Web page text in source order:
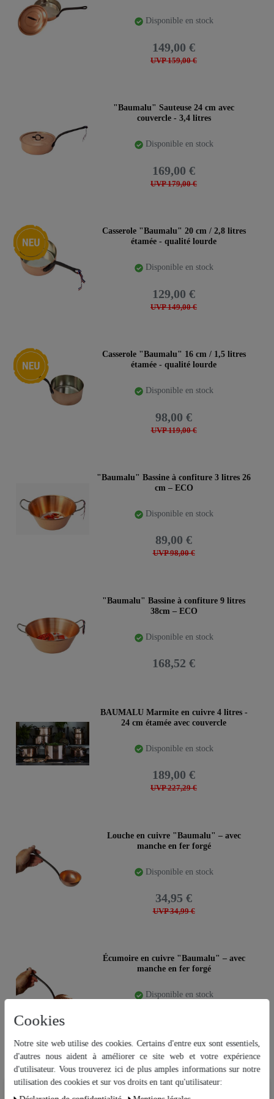
que de notre "concurrent " et ami, la société Romefort
à Berlin, avec lesquels nous avons collaboré de manière
fructueuse. C'est précisément cette coexistence
pacifique, ce soutien plutôt que cette lutte, qui nous
plaît et qui, en fin de compte, profite à toutes les
lui-même. Nous accordons également de l'importance
à la proximité régionale, à la durabilité et à un
traitement équitable des choses et des personnes.
Disponible en stock
UVP 159,00 €
149,00 €
"Baumalu" Sauteuse 24 cm avec
couvercle - 3,4 litres
Disponible en stock
UVP 179,00 €
169,00 €
Nouveauté
Casserole "Baumalu" 20 cm / 2,8 litres
étamée - qualité lourde
Disponible en stock
UVP 149,00 €
129,00 €
Nouveauté
Casserole "Baumalu" 16 cm / 1,5 litres
étamée - qualité lourde
Disponible en stock
UVP 119,00 €
98,00 €
"Baumalu" Bassine à confiture 3 litres 26
cm – ECO
Disponible en stock
UVP 98,00 €
89,00 €
"Baumalu" Bassine à confiture 9 litres
38cm – ECO
Disponible en stock
168,52 €
BAUMALU Marmite en cuivre 4 litres -
24 cm étamée avec couvercle
Disponible en stock
UVP 227,29 €
189,00 €
Louche en cuivre "Baumalu" – avec
manche en fer forgé
Disponible en stock
UVP 34,99 €
34,95 €
Écumoire en cuivre "Baumalu" – avec
manche en fer forgé
Disponible en stock
Nouveauté
"Baumalu" Poêle en cuivre 32 cm avec
manche – étamée
Cookies
Notre site web utilise des cookies. Certains d'entre eux sont essentiels,
d'autres nous aident à améliorer ce site web et votre expérience
d'utilisateur. Vous trouverez ici de plus amples informations sur notre
utilisation des cookies et sur vos droits en tant qu'utilisateur: